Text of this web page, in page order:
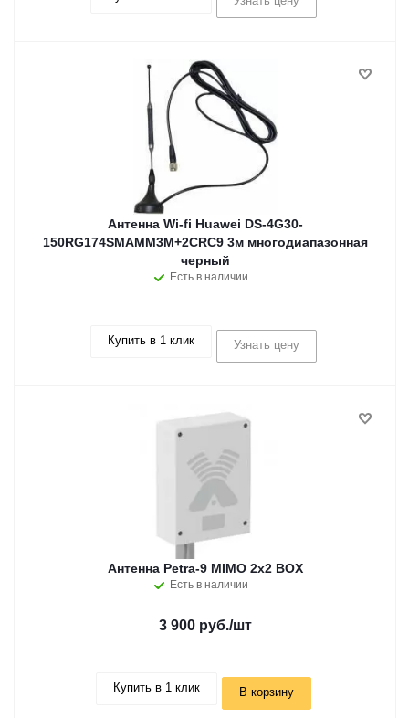
Антенна Wi-fi Huawei DS-4G30-
150RG174SMAMM3M+2CRC9 3м многодиапазонная
черный
Есть в наличии
Купить в 1 клик Узнать цену
Антенна Petra-9 MIMO 2x2 BOX
Есть в наличии
3 900 руб./шт
Купить в 1 клик В корзину